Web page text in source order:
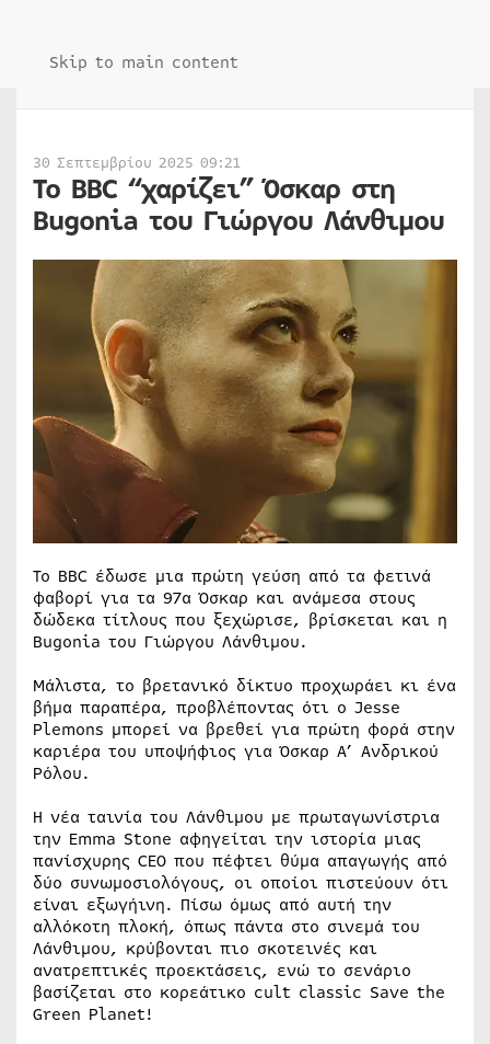
Skip to main content
30 Σεπτεμβρίου 2025 09:21
Το BBC “χαρίζει” Όσκαρ στη
Bugonia του Γιώργου Λάνθιμου
Το BBC έδωσε μια πρώτη γεύση από τα φετινά
φαβορί για τα 97α Όσκαρ και ανάμεσα στους
δώδεκα τίτλους που ξεχώρισε, βρίσκεται και η
Bugonia του Γιώργου Λάνθιμου.
Μάλιστα, το βρετανικό δίκτυο προχωράει κι ένα
βήμα παραπέρα, προβλέποντας ότι ο Jesse
Plemons μπορεί να βρεθεί για πρώτη φορά στην
καριέρα του υποψήφιος για Όσκαρ Α’ Ανδρικού
Ρόλου.
Η νέα ταινία του Λάνθιμου με πρωταγωνίστρια
την Emma Stone αφηγείται την ιστορία μιας
πανίσχυρης CEO που πέφτει θύμα απαγωγής από
δύο συνωμοσιολόγους, οι οποίοι πιστεύουν ότι
είναι εξωγήινη. Πίσω όμως από αυτή την
αλλόκοτη πλοκή, όπως πάντα στο σινεμά του
Λάνθιμου, κρύβονται πιο σκοτεινές και
ανατρεπτικές προεκτάσεις, ενώ το σενάριο
βασίζεται στο κορεάτικο cult classic Save the
Green Planet!